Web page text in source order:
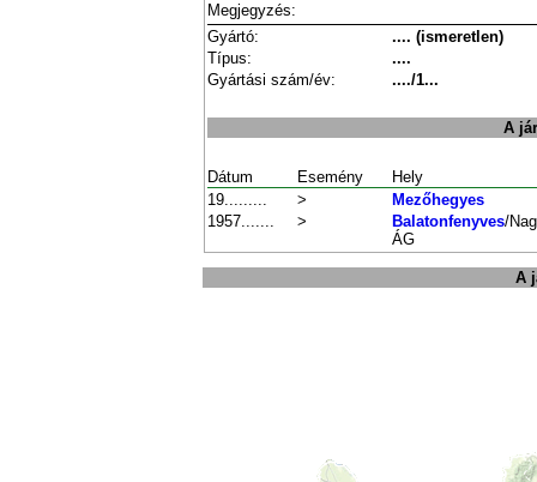
Megjegyzés:
Gyártó:
.... (ismeretlen)
Típus:
....
Gyártási szám/év:
..../1...
A
Dátum Esemény
Hely
19.........
>
Mezőhegyes
1957.......
> Balatonfenyves/
ÁG
A